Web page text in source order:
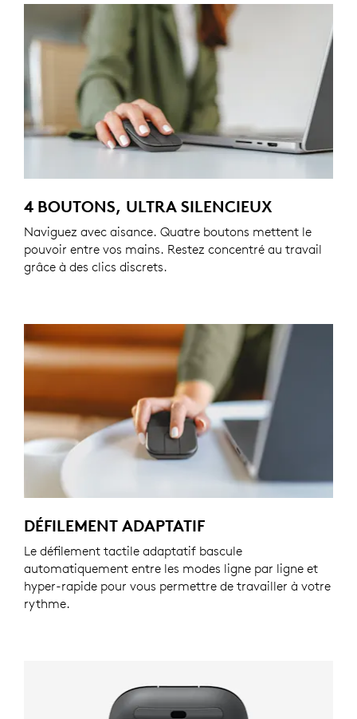
4 BOUTONS, ULTRA SILENCIEUX
Naviguez avec aisance. Quatre boutons mettent le
pouvoir entre vos mains. Restez concentré au travail
grâce à des clics discrets.
DÉFILEMENT ADAPTATIF
Le défilement tactile adaptatif bascule
automatiquement entre les modes ligne par ligne et
hyper-rapide pour vous permettre de travailler à votre
rythme.